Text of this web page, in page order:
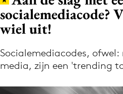
Volg het laatste
Nieuws
socialemediacode?
wiel uit!
Socialemediacodes,
media, zijn een 'trending